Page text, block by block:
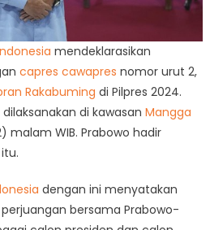
mendeklarasikan
capres cawapres nomor urut 2,
Rakabuming di Pilpres 2024.
di kawasan Mangga
malam WIB. Prabowo hadir
dengan ini menyatakan
bersama Prabowo-